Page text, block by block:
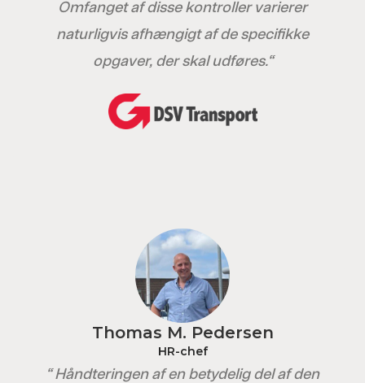
Omfanget af disse kontroller varierer
naturligvis afhængigt af de specifikke
opgaver, der skal udføres.“
Thomas M. Pedersen
HR-chef
“ Håndteringen af en betydelig del af den